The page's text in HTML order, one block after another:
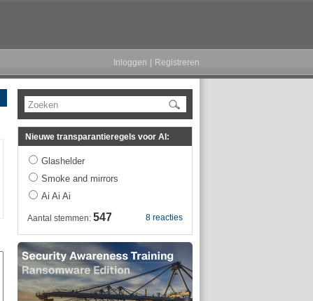
Inloggen Registreren
Zoeken
Nieuwe transparantieregels voor AI:
Glashelder
Smoke and mirrors
Ai Ai Ai
8 reacties
Aantal stemmen: 547